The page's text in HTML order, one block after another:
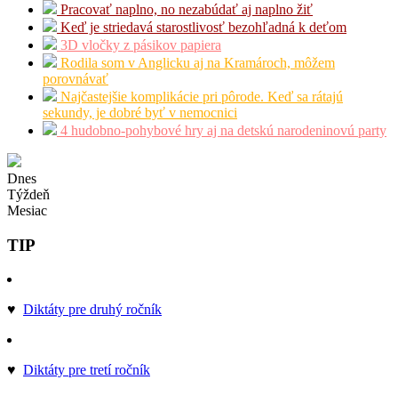
Pracovať naplno, no nezabúdať aj naplno žiť
Keď je striedavá starostlivosť bezohľadná k deťom
3D vločky z pásikov papiera
Rodila som v Anglicku aj na Kramároch, môžem
porovnávať
Najčastejšie komplikácie pri pôrode. Keď sa rátajú
sekundy, je dobré byť v nemocnici
4 hudobno-pohybové hry aj na detskú narodeninovú party
Dnes
Týždeň
Mesiac
TIP
♥ Diktáty pre druhý ročník
♥ Diktáty pre tretí ročník